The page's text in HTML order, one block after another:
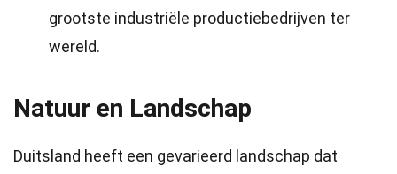
grootste industriële productiebedrijven ter
wereld.
Natuur en Landschap
Duitsland heeft een gevarieerd landschap dat